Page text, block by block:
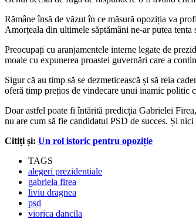
Rămâne însă de văzut în ce măsură opoziția va
Amorțeala din ultimele săptămâni ne-ar putea
Preocupați cu aranjamentele interne legate de
moale cu expunerea proastei guvernări care a
Sigur că au timp să se dezmeticească și să reia
oferă timp prețios de vindecare unui inamic politic
Doar astfel poate fi întărită predicția Gabrielei
nu are cum să fie candidatul PSD de succes. Și
Citiți și: Un rol istoric pentru opoziție
TAGS
alegeri prezidentiale
gabriela firea
liviu dragnea
psd
viorica dancila